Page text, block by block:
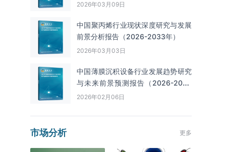
年）
2026年03月09日
中国聚丙烯行业现状深度研究与发展
前景分析报告（2026-2033年）
2026年03月03日
中国薄膜沉积设备行业发展趋势研究
与未来前景预测报告（2026-2033
年）
2026年02月06日
市场分析 更多